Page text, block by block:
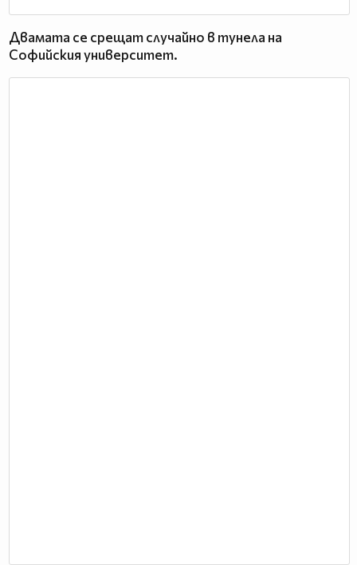
Двамата се срещат случайно в тунела на
Софийския университет.